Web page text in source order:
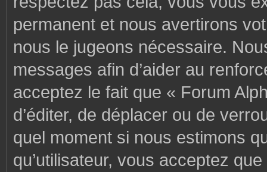
permanent et nous avertirons
nous le jugeons nécessaire.
messages afin d’aider au
acceptez le fait que « Forum
d’éditer, de déplacer ou de
quel moment si nous estimons
qu’utilisateur, vous acceptez